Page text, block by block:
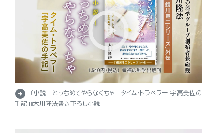
arrow_circle_right
『小説 とっちめてやらなくちゃ－タイム・トラベラー「宇高美佐の
手記」』大川隆法書き下ろし小説